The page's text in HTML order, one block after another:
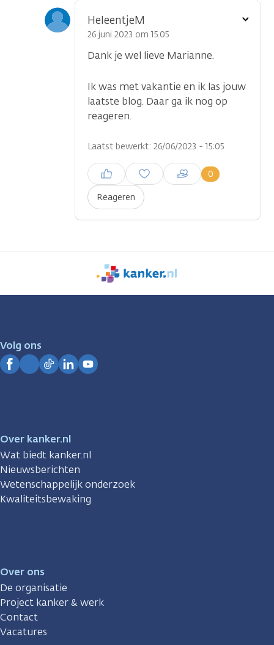
HeleentjeM
26 juni 2023 om 15.05
Dank je wel lieve Marianne.
Ik was met vakantie en ik las jouw
laatste blog. Daar ga ik nog op
reageren.
Laatst bewerkt: 26/06/2023 - 15:05
Reageren
0
Inloggen om een reactie te
plaatsen
Toon
We
zijn
Volg ons
Over kanker.nl
Wat biedt kanker.nl
Nieuwsberichten
Wetenschappelijk onderzoek
Kwaliteitsbewaking
Over ons
De organisatie
Project kanker & werk
Contact
Vacatures